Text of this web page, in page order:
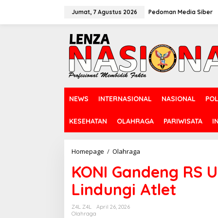
Jumat, 7 Agustus 2026 Pedoman Media Siber
NEWS INTERNASIONAL NASIONAL
KESEHATAN OLAHRAGA PARIWISATA
Homepage / Olahraga
N
G
a
KONI Gandeng RS
Lindungi Atlet
Z4L Z4L
April 26, 2026
Olahraga